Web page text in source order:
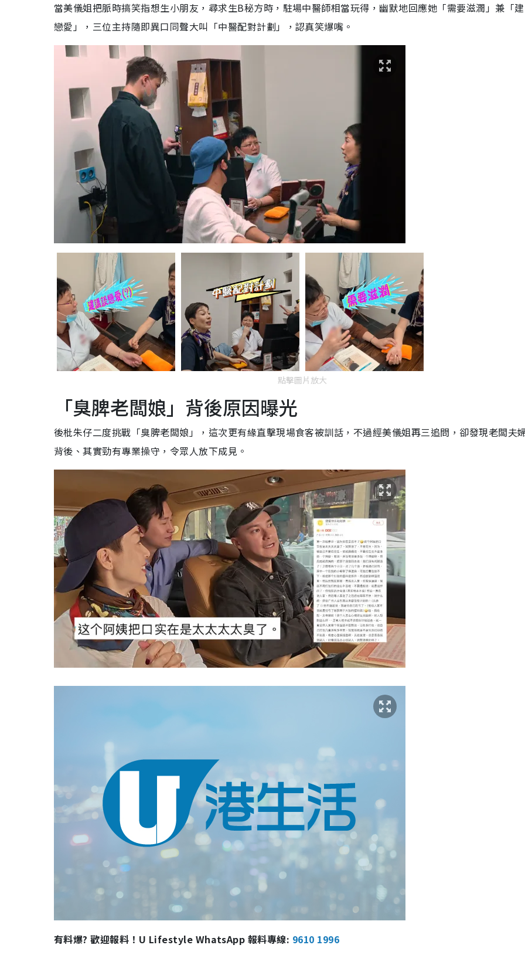
當美儀姐把脈時搞笑指想生小朋友，尋求生B秘方時，駐場中醫師相當玩得，幽默地回應她「需要滋潤」兼「
戀愛」，三位主持隨即異口同聲大叫「中醫配對計劃」，認真笑爆嘴。
點擊圖片放大
「臭脾老闆娘」背後原因曝光
後枇朱仔二度挑戰「臭脾老闆娘」，這次更有緣直擊現場食客被訓話，不過經美儀姐再三追問，卻發現老闆夫
背後、其實勁有專業操守，令眾人放下成見。
有料爆? 歡迎報料！U Lifestyle WhatsApp 報料專線: 9610 1996